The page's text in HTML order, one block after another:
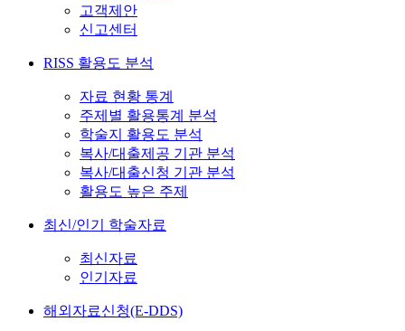
고객제안
신고센터
RISS 활용도 분석
자료 현황 통계
주제별 활용통계 분석
학술지 활용도 분석
복사/대출제공 기관 분석
복사/대출신청 기관 분석
활용도 높은 주제
최신/인기 학술자료
최신자료
인기자료
해외자료신청(E-DDS)